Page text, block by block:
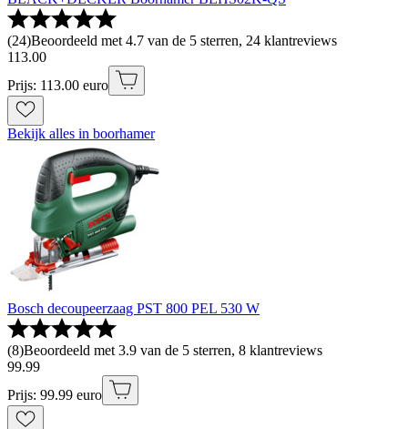
(24)Beoordeeld met 4.7 van de 5 sterren, 24 klantreviews
113.00
Prijs: 113.00 euro
Bekijk alles in boorhamer
Bosch decoupeerzaag PST 800 PEL 530 W
(8)Beoordeeld met 3.9 van de 5 sterren, 8 klantreviews
99.99
Prijs: 99.99 euro